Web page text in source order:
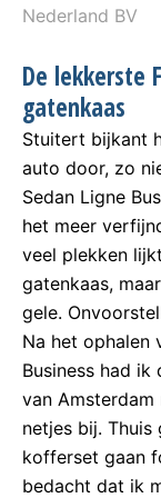
Nederland BV
De lekkerste
gatenkaas
Stuitert bijkant
auto door, zo
Sedan Ligne
het meer
veel plekken
gatenkaas,
gele.
Na het ophalen
Business had
van
netjes bij.
kofferset gaan
bedacht dat ik